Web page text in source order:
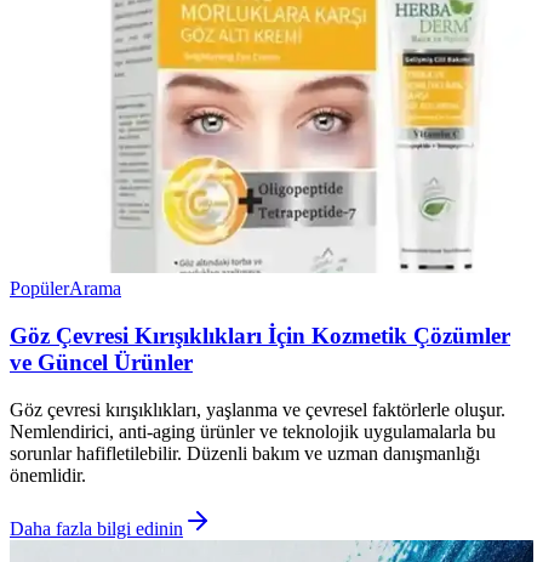
PopülerArama
Göz Çevresi Kırışıklıkları İçin Kozmetik Çözümler
ve Güncel Ürünler
Göz çevresi kırışıklıkları, yaşlanma ve çevresel faktörlerle oluşur.
Nemlendirici, anti-aging ürünler ve teknolojik uygulamalarla bu
sorunlar hafifletilebilir. Düzenli bakım ve uzman danışmanlığı
önemlidir.
Daha fazla bilgi edinin